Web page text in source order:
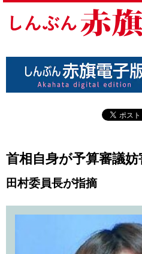
首相自身が予算審議妨
田村委員長が指摘